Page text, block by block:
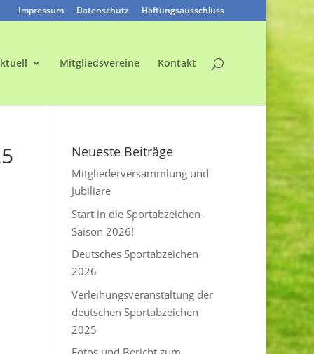
Impressum Datenschutz Haftungsausschluss
Mitgliedsvereine Kontakt
Neueste Beiträge
Mitgliederversammlung und
Jubiliare
Start in die Sportabzeichen-
Saison 2026!
Deutsches Sportabzeichen
2026
Verleihungsveranstaltung der
deutschen Sportabzeichen
2025